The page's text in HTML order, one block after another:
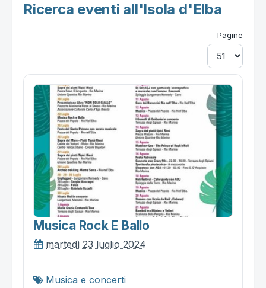
Ricerca eventi all'Isola d'Elba
Pagine
Musica Rock E Ballo
martedì 23 luglio 2024
Musica e concerti